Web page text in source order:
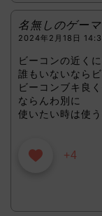
名無しのゲー
2024年2月18日
ビーコンの近く
誰もいないなら
ビーコンブキ良
ならんわ別に
使いたい時は使
+4